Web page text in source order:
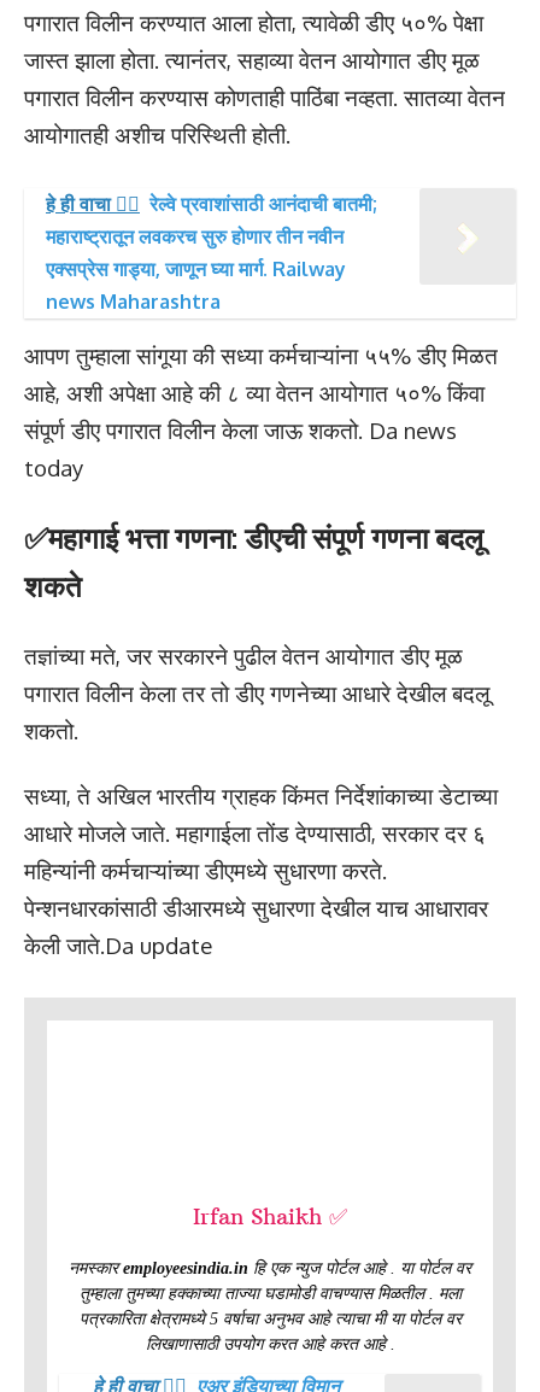
पगारात विलीन करण्यात आला होता, त्यावेळी डीए ५०% पेक्षा
जास्त झाला होता. त्यानंतर, सहाव्या वेतन आयोगात डीए मूळ
पगारात विलीन करण्यास कोणताही पाठिंबा नव्हता. सातव्या वेतन
आयोगातही अशीच परिस्थिती होती.
हे ही वाचा 👉🏻 रेल्वे प्रवाशांसाठी आनंदाची बातमी;
महाराष्ट्रातून लवकरच सुरु होणार तीन नवीन
एक्सप्रेस गाड्या, जाणून घ्या मार्ग. Railway
news Maharashtra
आपण तुम्हाला सांगूया की सध्या कर्मचाऱ्यांना ५५% डीए मिळत
आहे, अशी अपेक्षा आहे की ८ व्या वेतन आयोगात ५०% किंवा
संपूर्ण डीए पगारात विलीन केला जाऊ शकतो. Da news
today
✅महागाई भत्ता गणना: डीएची संपूर्ण गणना बदलू
शकते
तज्ञांच्या मते, जर सरकारने पुढील वेतन आयोगात डीए मूळ
पगारात विलीन केला तर तो डीए गणनेच्या आधारे देखील बदलू
शकतो.
सध्या, ते अखिल भारतीय ग्राहक किंमत निर्देशांकाच्या डेटाच्या
आधारे मोजले जाते. महागाईला तोंड देण्यासाठी, सरकार दर ६
महिन्यांनी कर्मचाऱ्यांच्या डीएमध्ये सुधारणा करते.
पेन्शनधारकांसाठी डीआरमध्ये सुधारणा देखील याच आधारावर
केली जाते.Da update
Irfan Shaikh ✅
नमस्कारemployeesindia.in हि एक न्युज पोर्टल आहे . या पोर्टल वर
तुम्हाला तुमच्या हक्काच्या ताज्या घडामोडी वाचण्यास मिळतील . मला
पत्रकारिता क्षेत्रामध्ये 5 वर्षाचा अनुभव आहे त्याचा मी या पोर्टल वर
लिखाणासाठी उपयोग करत आहे करत आहे .
हे ही वाचा 👉🏻 एअर इंडियाच्या विमान